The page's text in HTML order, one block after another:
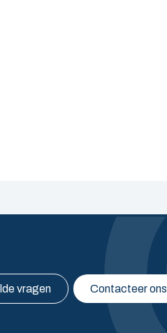
vragen Contacteer ons